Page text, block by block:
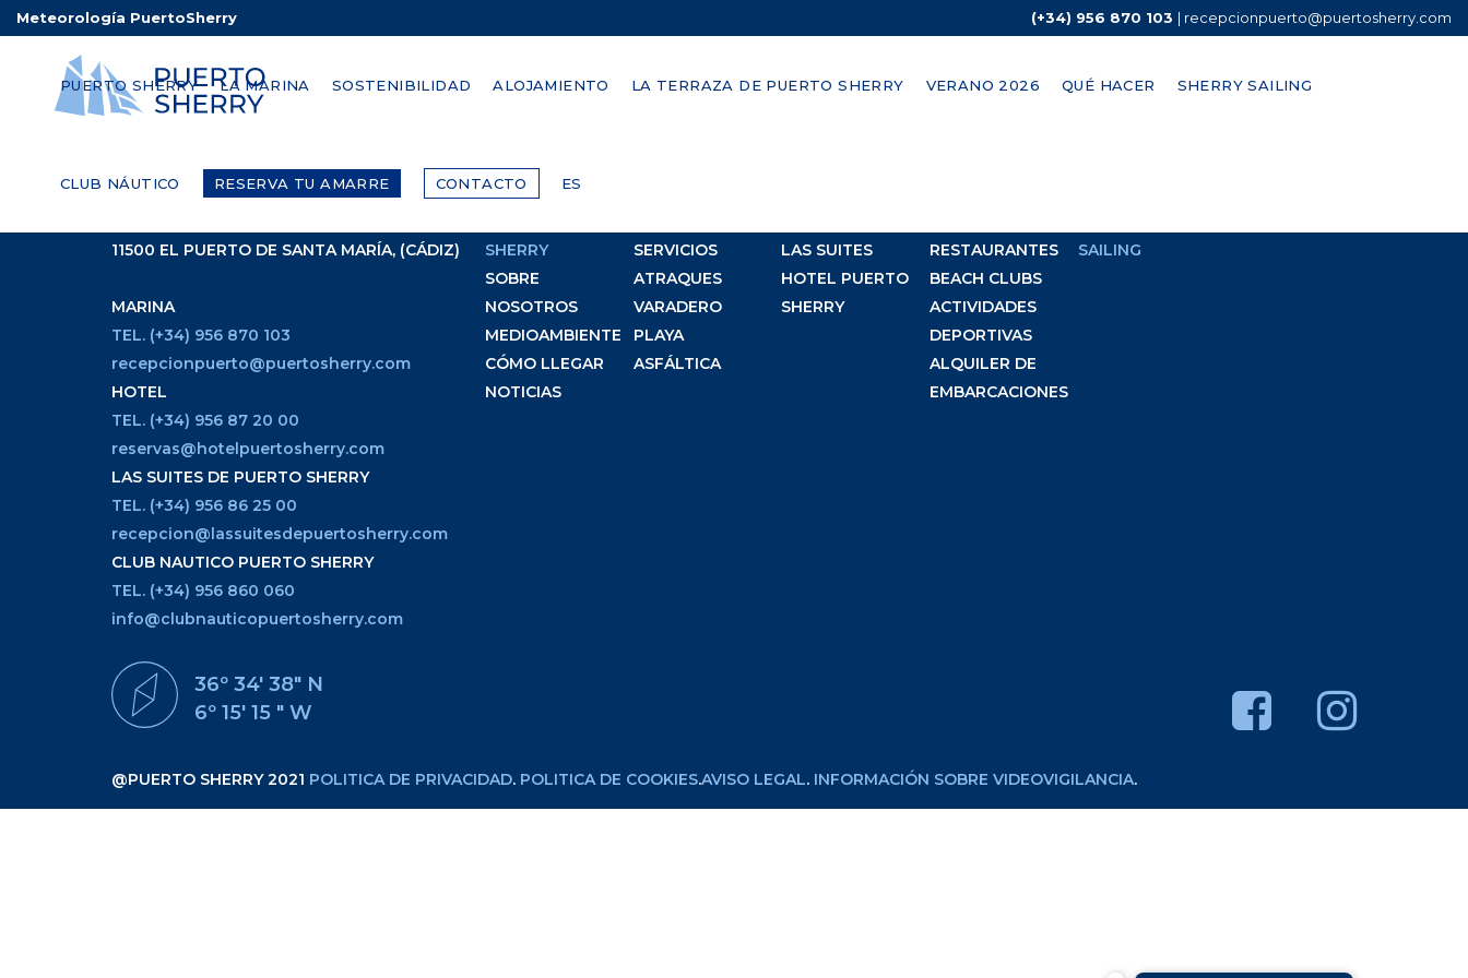
Meteorología PuertoSherry (+34) 956 870 103 | recepcionpuerto@puertosherry.com
PUERTO SHERRY LA MARINA SOSTENIBILIDAD ALOJAMIENTO LA TERRAZA DE PUERTO SHERRY VERANO 2026 QUÉ HACER SHERRY SAILING
CLUB NÁUTICO RESERVA TU AMARRE CONTACTO ES
No posts were found.
CONTACTO
11500 EL PUERTO DE SANTA MARÍA, (CÁDIZ)
MARINA
TEL. (+34) 956 870 103
recepcionpuerto@puertosherry.com
HOTEL
TEL. (+34) 956 87 20 00
reservas@hotelpuertosherry.com
LAS SUITES DE PUERTO SHERRY
TEL. (+34) 956 86 25 00
recepcion@lassuitesdepuertosherry.com
CLUB NAUTICO PUERTO SHERRY
TEL. (+34) 956 860 060
info@clubnauticopuertosherry.com
SITEMAP
SHERRY
SOBRE
NOSOTROS
MEDIOAMBIENTE
CÓMO LLEGAR
NOTICIAS
SERVICIOS
ATRAQUES
VARADERO
PLAYA
ASFÁLTICA
LAS SUITES
HOTEL PUERTO
SHERRY
RESTAURANTES
BEACH CLUBS
ACTIVIDADES
DEPORTIVAS
ALQUILER DE
EMBARCACIONES
SAILING
36º 34' 38" N
6º 15' 15 " W
@PUERTO SHERRY 2021 POLITICA DE PRIVACIDAD. POLITICA DE COOKIES.AVISO LEGAL. INFORMACIÓN SOBRE VIDEOVIGILANCIA.